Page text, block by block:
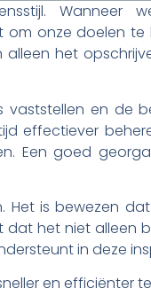
Wanneer
onze doelen te
het
vaststellen en de
effectiever
Een goed
Het is bewezen
het niet alleen
in deze
en efficiënter